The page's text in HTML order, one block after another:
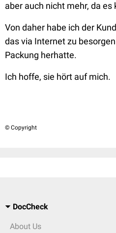
aber auch nicht mehr, da
Von daher habe ich der
das via Internet zu
Packung herhatte.
Ich hoffe, sie hört auf mich.
© Copyright
DocCheck
About Us